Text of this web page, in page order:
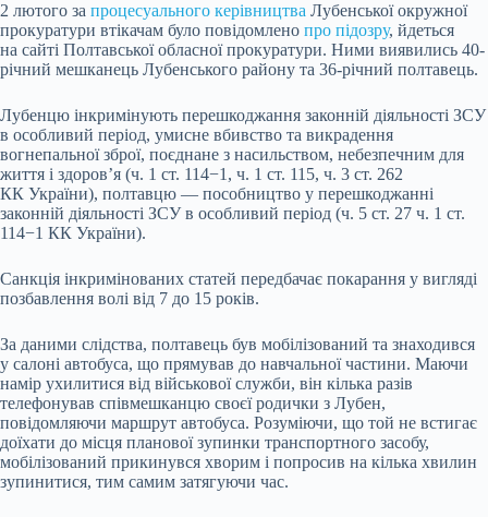
2 лютого за процесуального керівництва Лубенської окружної
прокуратури втікачам було повідомлено про підозру, йдеться
на сайті Полтавської обласної прокуратури. Ними виявились 40-
річний мешканець Лубенського району та 36-річний полтавець.
Лубенцю інкримінують перешкоджання законній діяльності ЗСУ
в особливий період, умисне вбивство та викрадення
вогнепальної зброї, поєднане з насильством, небезпечним для
життя і здоров’я (ч. 1 ст. 114−1, ч. 1 ст. 115, ч. 3 ст. 262
КК України), полтавцю — пособництво у перешкоджанні
законній діяльності ЗСУ в особливий період (ч. 5 ст. 27 ч. 1 ст.
114−1 КК України).
Санкція інкримінованих статей передбачає покарання у вигляді
позбавлення волі від 7 до 15 років.
За даними слідства, полтавець був мобілізований та знаходився
у салоні автобуса, що прямував до навчальної частини. Маючи
намір ухилитися від військової служби, він кілька разів
телефонував співмешканцю своєї родички з Лубен,
повідомляючи маршрут автобуса. Розуміючи, що той не встигає
доїхати до місця планової зупинки транспортного засобу,
мобілізований прикинувся хворим і попросив на кілька хвилин
зупинитися, тим самим затягуючи час.